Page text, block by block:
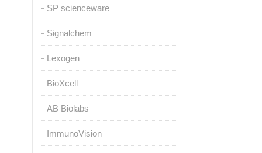
SP scienceware
Signalchem
Lexogen
BioXcell
AB Biolabs
ImmunoVision